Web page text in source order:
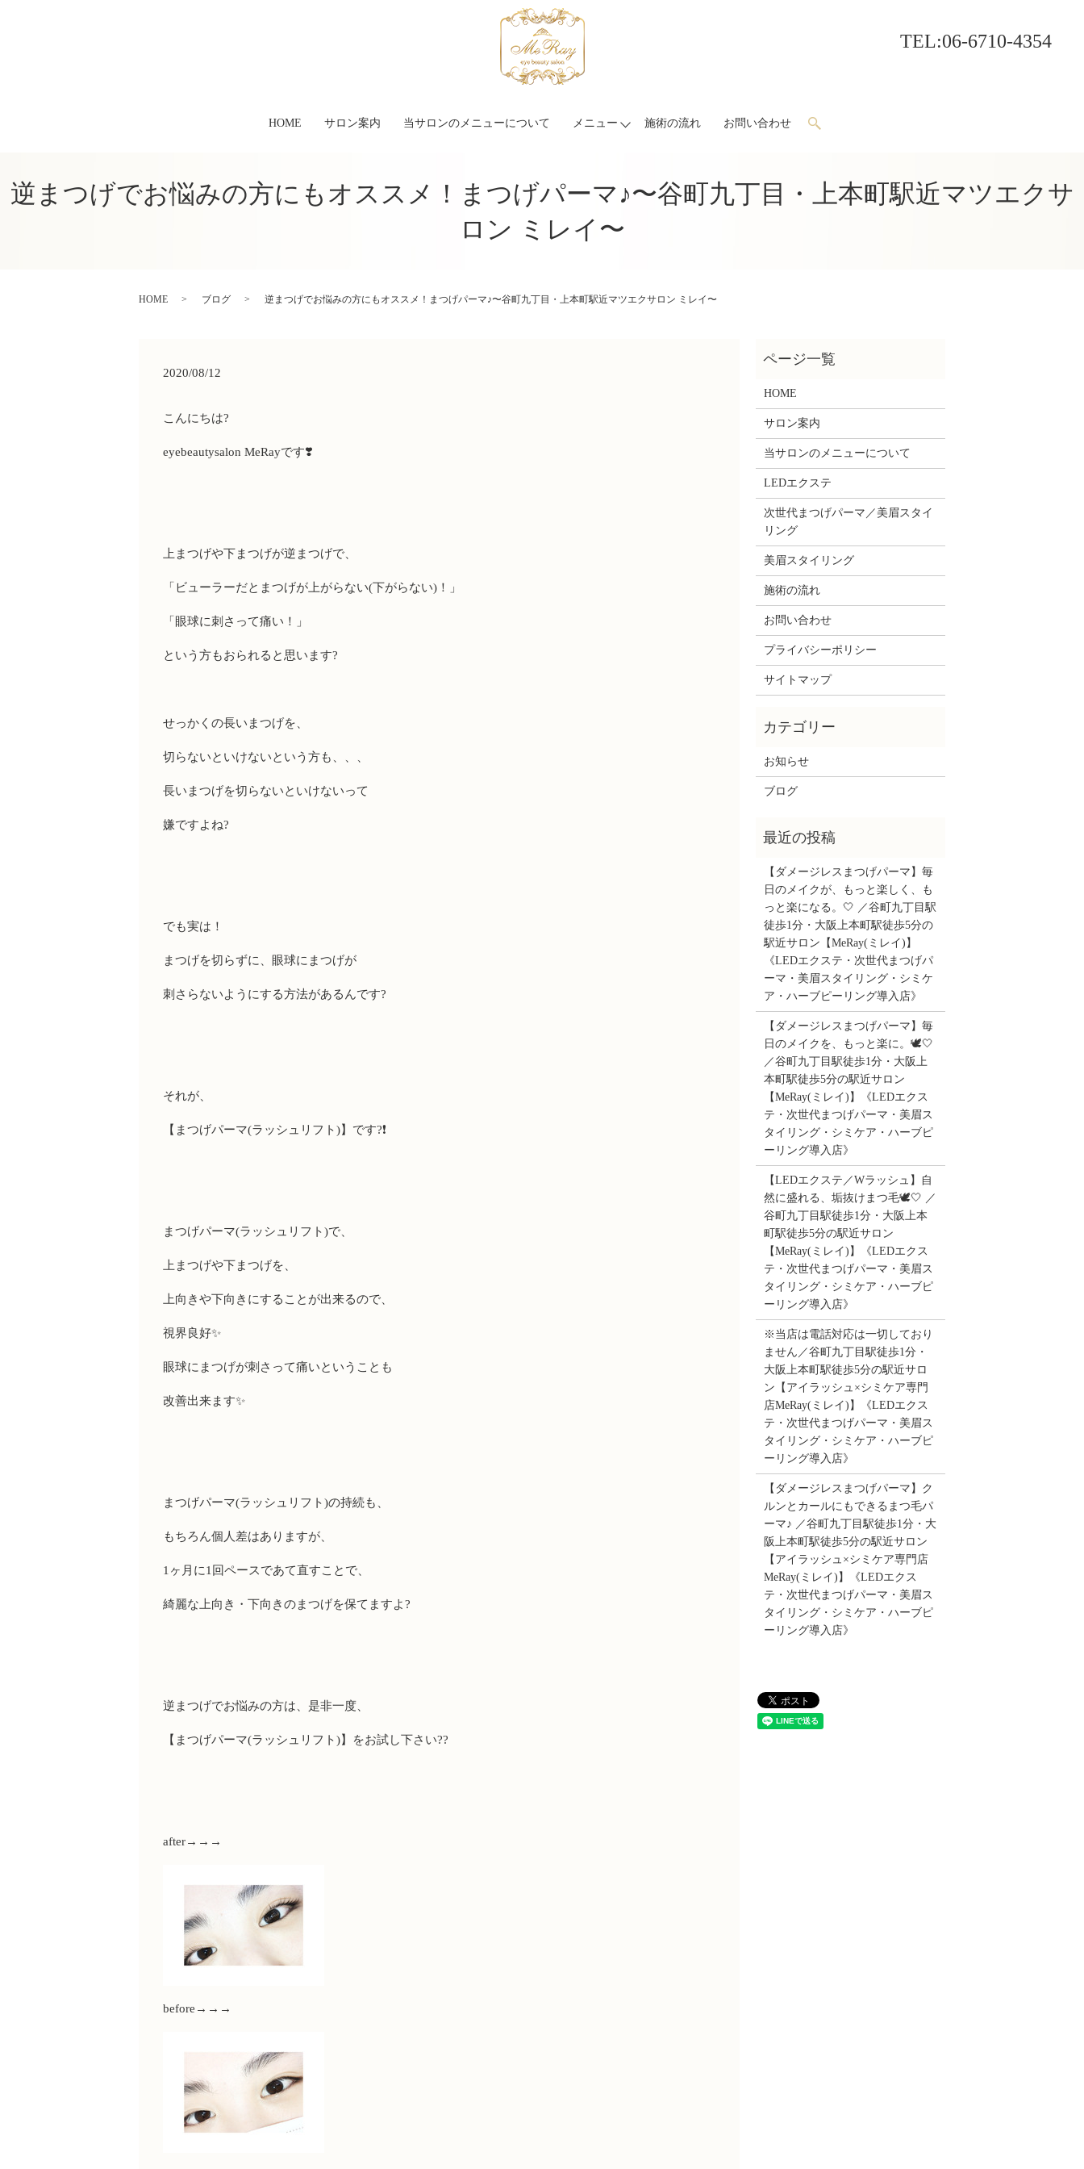
TEL:06-6710-4354
HOME サロン案内 当サロンのメニューについて メニュー 施術の流れ お問い合わせ search
逆まつげでお悩みの方にもオススメ！まつげパーマ♪〜谷町九丁目・上本町駅近マツエクサ
ロン ミレイ〜
HOME ブログ 逆まつげでお悩みの方にもオススメ！まつげパーマ♪〜谷町九丁目・上本町駅近マツエクサロン ミレイ〜
2020/08/12
こんにちは?
eyebeautysalon MeRayです❣️
上まつげや下まつげが逆まつげで、
「ビューラーだとまつげが上がらない(下がらない)！」
「眼球に刺さって痛い！」
という方もおられると思います?
せっかくの長いまつげを、
切らないといけないという方も、、、
長いまつげを切らないといけないって
嫌ですよね?
でも実は！
まつげを切らずに、眼球にまつげが
刺さらないようにする方法があるんです?
それが、
【まつげパーマ(ラッシュリフト)】です?❗️
まつげパーマ(ラッシュリフト)で、
上まつげや下まつげを、
上向きや下向きにすることが出来るので、
視界良好✨
眼球にまつげが刺さって痛いということも
改善出来ます✨
まつげパーマ(ラッシュリフト)の持続も、
もちろん個人差はありますが、
1 ヶ月に1 回ペースであて直すことで、
綺麗な上向き・下向きのまつげを保てますよ?
逆まつげでお悩みの方は、是非一度、
【まつげパーマ(ラッシュリフト)】をお試し下さい??
after→→→
before→→→
HOME
サロン案内
当サロンのメニューについて
LEDエクステ
次世代まつげパーマ／美眉スタイ
リング
美眉スタイリング
施術の流れ
お問い合わせ
プライバシーポリシー
サイトマップ
お知らせ
ブログ
【ダメージレスまつげパーマ】毎
日のメイクが、もっと楽しく、も
っと楽になる。🤍 ／谷町九丁目駅
徒歩1分・大阪上本町駅徒歩5分の
駅近サロン【MeRay(ミレイ)】
《LEDエクステ・次世代まつげパ
ーマ・美眉スタイリング・シミケ
ア・ハーブピーリング導入店》
【ダメージレスまつげパーマ】毎
日のメイクを、もっと楽に。🕊️🤍
／谷町九丁目駅徒歩1分・大阪上
本町駅徒歩5分の駅近サロン
【MeRay(ミレイ)】《LEDエクス
テ・次世代まつげパーマ・美眉ス
タイリング・シミケア・ハーブピ
ーリング導入店》
【LEDエクステ／Wラッシュ】自
然に盛れる、垢抜けまつ毛🕊️🤍 ／
谷町九丁目駅徒歩1分・大阪上本
町駅徒歩5分の駅近サロン
【MeRay(ミレイ)】《LEDエクス
テ・次世代まつげパーマ・美眉ス
タイリング・シミケア・ハーブピ
ーリング導入店》
※当店は電話対応は一切しており
ません／谷町九丁目駅徒歩1分・
大阪上本町駅徒歩5分の駅近サロ
ン【アイラッシュ×シミケア専門
店MeRay(ミレイ)】《LEDエクス
テ・次世代まつげパーマ・美眉ス
タイリング・シミケア・ハーブピ
ーリング導入店》
【ダメージレスまつげパーマ】ク
ルンとカールにもできるまつ毛パ
ーマ♪ ／谷町九丁目駅徒歩1分・大
阪上本町駅徒歩5分の駅近サロン
【アイラッシュ×シミケア専門店
MeRay(ミレイ)】《LEDエクス
テ・次世代まつげパーマ・美眉ス
タイリング・シミケア・ハーブピ
ーリング導入店》